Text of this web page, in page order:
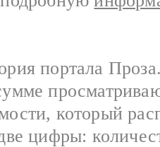
портала
который
цифры: